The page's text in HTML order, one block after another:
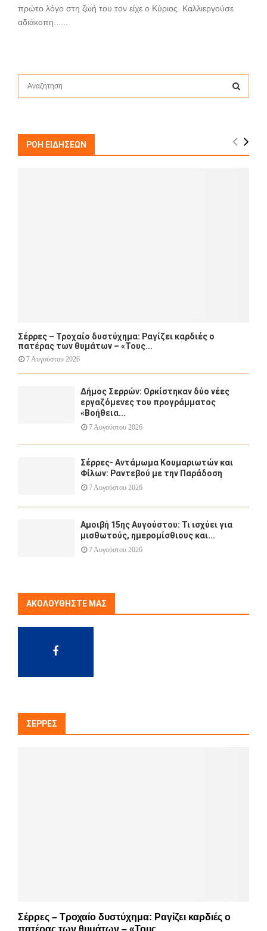
πρώτο λόγο στη ζωή του τον είχε ο Κύριος. Καλλιεργούσε
αδιάκοπη......
f
A
ΡΟΗ ΕΙΔΗΣΕΩΝ
Σέρρες – Τροχαίο δυστύχημα: Ραγίζει καρδιές ο
πατέρας των θυμάτων – «Τους...
7 Αυγούστου 2026
Δήμος Σερρών: Ορκίστηκαν δύο νέες
εργαζόμενες του προγράμματος
«Βοήθεια...
7 Αυγούστου 2026
Σέρρες- Αντάμωμα Κουμαριωτών και
Φίλων: Ραντεβού με την Παράδοση
7 Αυγούστου 2026
Αμοιβή 15ης Αυγούστου: Τι ισχύει για
μισθωτούς, ημερομίσθιους και...
7 Αυγούστου 2026
ΑΚΟΛΟΥΘΉΣΤΕ ΜΑΣ
ΣΈΡΡΕΣ
Σέρρες – Τροχαίο δυστύχημα: Ραγίζει καρδιές ο
πατέρας των θυμάτων – «Τους...